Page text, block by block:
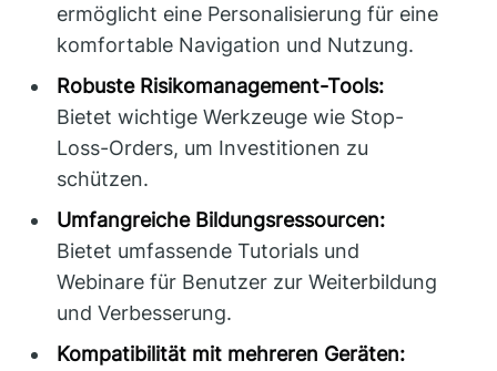
ermöglicht eine Personalisierung für eine
komfortable Navigation und Nutzung.
Robuste Risikomanagement-Tools:
Bietet wichtige Werkzeuge wie Stop-
Loss-Orders, um Investitionen zu
schützen.
Umfangreiche Bildungsressourcen:
Bietet umfassende Tutorials und
Webinare für Benutzer zur Weiterbildung
und Verbesserung.
Kompatibilität mit mehreren Geräten: